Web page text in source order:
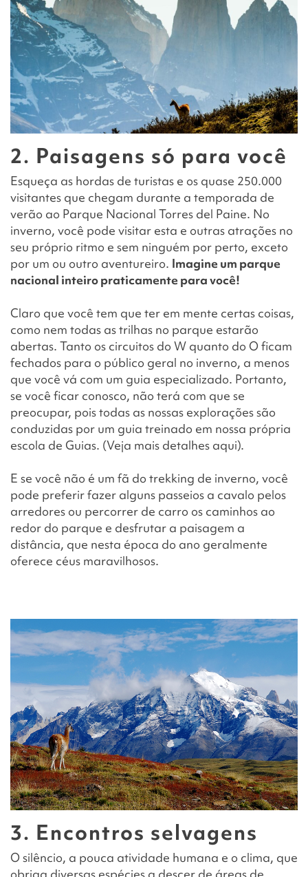
2. Paisagens só para você
Esqueça as hordas de turistas e os quase 250.000
visitantes que chegam durante a temporada de
verão ao Parque Nacional Torres del Paine. No
inverno, você pode visitar esta e outras atrações no
seu próprio ritmo e sem ninguém por perto, exceto
por um ou outro aventureiro. Imagine um parque
nacional inteiro praticamente para você!
Claro que você tem que ter em mente certas coisas,
como nem todas as trilhas no parque estarão
abertas. Tanto os circuitos do W quanto do O ficam
fechados para o público geral no inverno, a menos
que você vá com um guia especializado. Portanto,
se você ficar conosco, não terá com que se
preocupar, pois todas as nossas explorações são
conduzidas por um guia treinado em nossa própria
escola de Guias. (Veja mais detalhes aqui).
E se você não é um fã do trekking de inverno, você
pode preferir fazer alguns passeios a cavalo pelos
arredores ou percorrer de carro os caminhos ao
redor do parque e desfrutar a paisagem a
distância, que nesta época do ano geralmente
oferece céus maravilhosos.
3. Encontros selvagens
O silêncio, a pouca atividade humana e o clima, que